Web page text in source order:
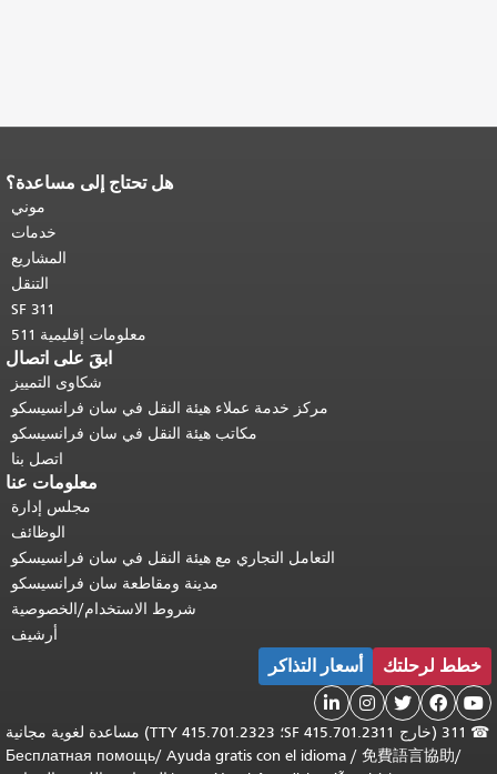
هل تحتاج إلى مساعدة؟
موني
خدمات
المشاريع
التنقل
SF 311
معلومات إقليمية 511
ابقَ على اتصال
شكاوى التمييز
مركز خدمة عملاء هيئة النقل في سان فرانسيسكو
مكاتب هيئة النقل في سان فرانسيسكو
اتصل بنا
معلومات عنا
مجلس إدارة
الوظائف
التعامل التجاري مع هيئة النقل في سان فرانسيسكو
مدينة ومقاطعة سان فرانسيسكو
شروط الاستخدام/الخصوصية
أرشيف
خطط لرحلتك أسعار التذاكر





☎
311 (خارج SF 415.701.2311؛ TTY 415.701.2323) مساعدة لغوية مجانية
/
免費語言協助
/
Ayuda gratis con el idioma
/
Бесплатная помощь